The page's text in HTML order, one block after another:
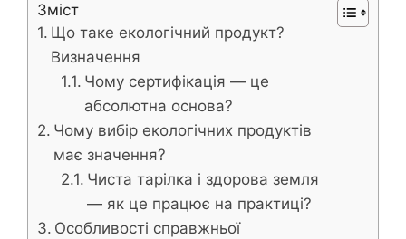
Зміст
Що таке екологічний продукт?
Визначення
Чому сертифікація — це
абсолютна основа?
Чому вибір екологічних продуктів
має значення?
Чиста тарілка і здорова земля
— як це працює на практиці?
Особливості справжньої